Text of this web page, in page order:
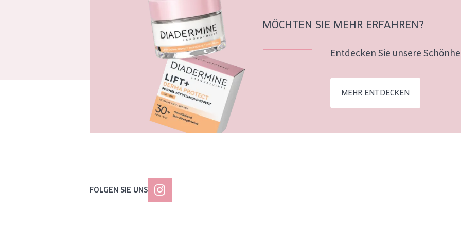
MÖCHTEN SIE MEHR ERFAHREN?
Entdecken Sie unsere
MEHR ENTDECKEN
FOLGEN SIE UNS